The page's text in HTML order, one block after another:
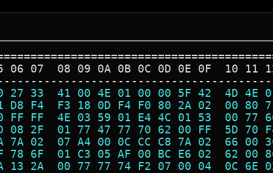
06 07  08 09 0A 0B 0C 0D 0E 0F  10 11
27 33  41 00 4E 01 00 00 5F 42  4D
D8 F4  F3 18 0D F4 F0 80 2A 02  00
FF FF  4E 03 59 01 E4 4C 01 53  00
08 2F  01 77 47 77 70 62 00 FF  5D
7A 02  07 A4 00 0C CC C8 7A 02  66
78 6F  01 C3 05 AF 00 BC E6 02  62
0A 13 2A  00 77 77 74 F2 07